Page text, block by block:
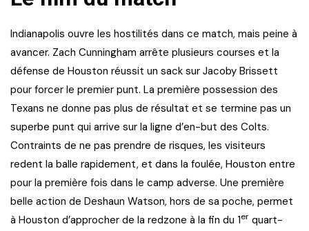
Indianapolis ouvre les hostilités dans ce match, mais peine à
avancer. Zach Cunningham arrête plusieurs courses et la
défense de Houston réussit un sack sur Jacoby Brissett
pour forcer le premier punt. La première possession des
Texans ne donne pas plus de résultat et se termine pas un
superbe punt qui arrive sur la ligne d’en-but des Colts.
Contraints de ne pas prendre de risques, les visiteurs
redent la balle rapidement, et dans la foulée, Houston entre
pour la première fois dans le camp adverse. Une première
belle action de Deshaun Watson, hors de sa poche, permet
à Houston d’approcher de la redzone à la fin du 1er quart-